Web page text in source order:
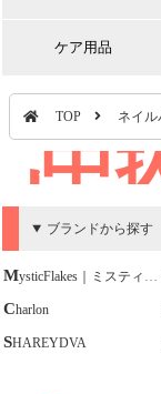
ケア用品
TOP ネイル
中
ト
ム
ーツ
ブランドから探す
MysticFlakes｜ミスティックフレークス
Charlon
SHAREYDVA